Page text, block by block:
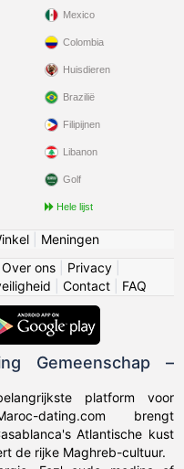
Mexico
Colombia
Huisdieren
Brazilië
Filipijnen
Libanon
Golf
Hele lijst
| Meningen
Over ons Privacy
Contact FAQ
Gemeenschap –
platform voor
dating.com brengt
Atlantische kust
de rijke Maghreb-cultuur.